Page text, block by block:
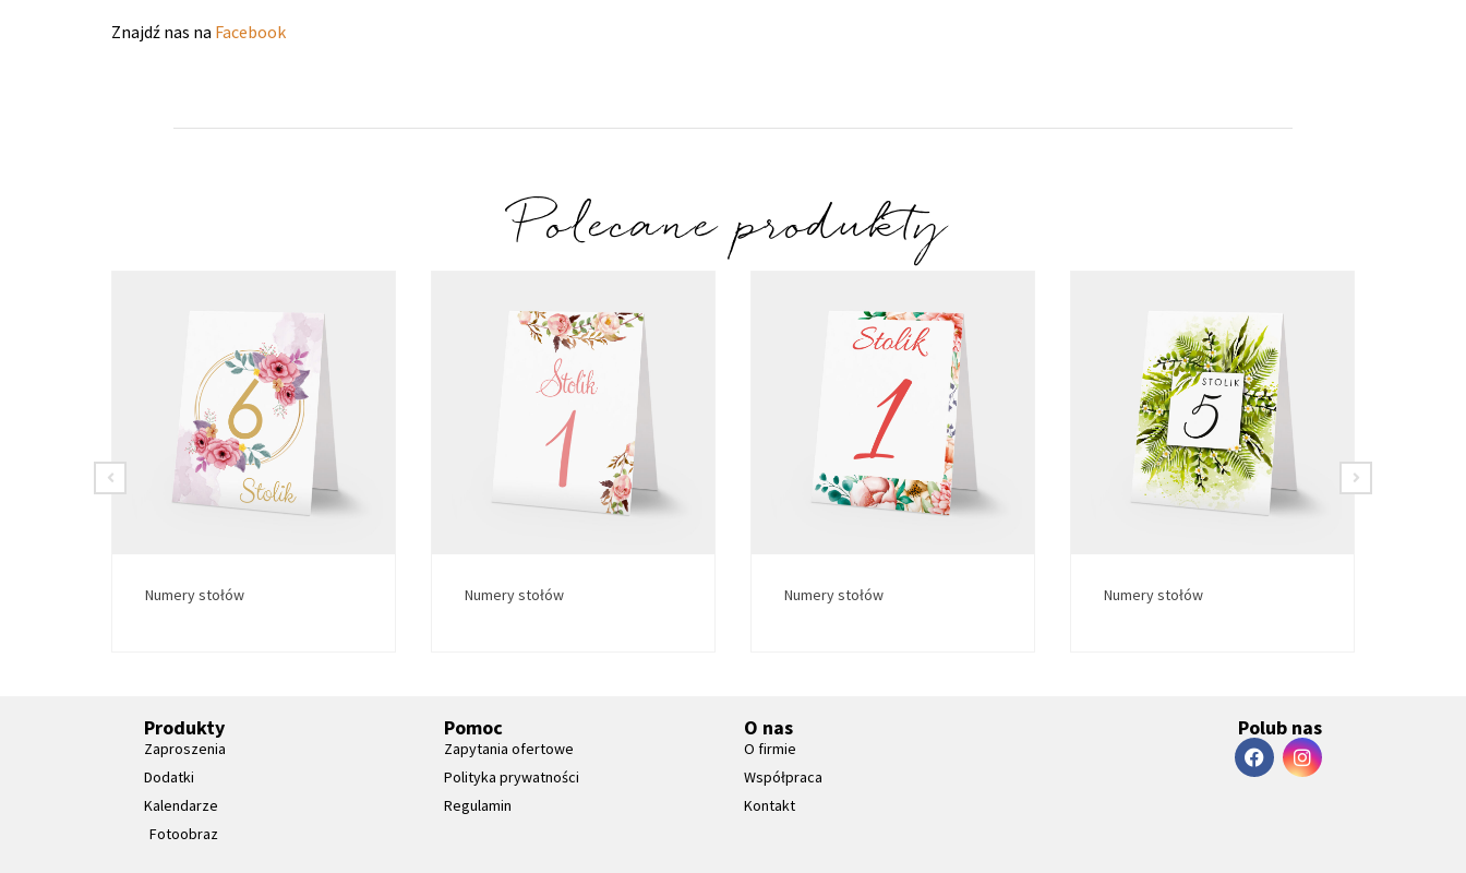
Znajdź nas na Facebook
Polecane produkty
Numery stołów Numery stołów Numery stołów Numery stołów
Produkty
Zaproszenia
Dodatki
Kalendarze
Fotoobraz
Pomoc
Zapytania ofertowe
Polityka prywatności
Regulamin
O nas
O firmie
Współpraca
Kontakt
Polub nas